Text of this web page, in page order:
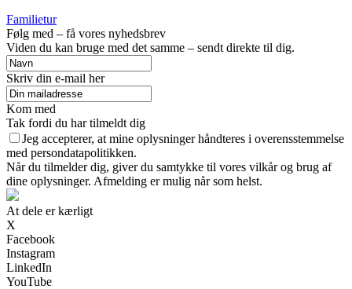
Familietur
Følg med – få vores nyhedsbrev
Viden du kan bruge med det samme – sendt direkte til dig.
Skriv din e-mail her
Kom med
Tak fordi du har tilmeldt dig
Jeg accepterer, at mine oplysninger håndteres i overensstemmelse
med persondatapolitikken.
Når du tilmelder dig, giver du samtykke til vores vilkår og brug af
dine oplysninger. Afmelding er mulig når som helst.
At dele er kærligt
X
Facebook
Instagram
LinkedIn
YouTube